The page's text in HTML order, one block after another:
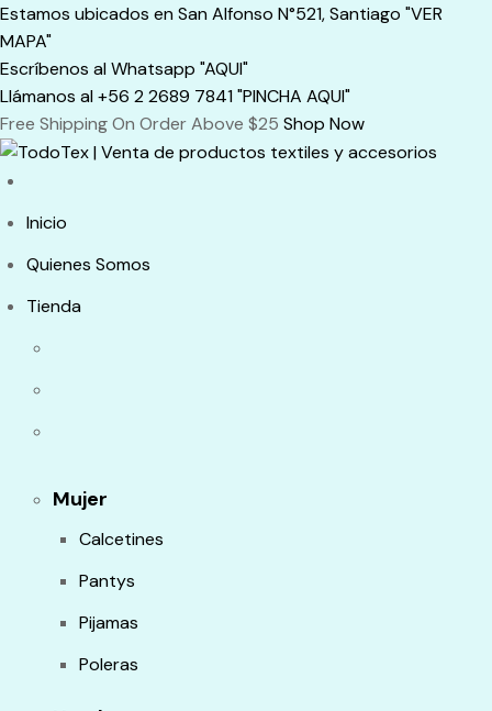
Skip
to
content
Estamos ubicados en San Alfonso N°521, Santiago "VER
MAPA"
Escríbenos al Whatsapp "AQUI"
Llámanos al +56 2 2689 7841 "PINCHA AQUI"
Free Shipping On Order Above $25 Shop Now
Inicio
Quienes Somos
Tienda
Mujer
Calcetines
Pantys
Pijamas
Poleras